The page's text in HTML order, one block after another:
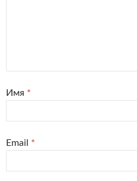
Имя *
Email *